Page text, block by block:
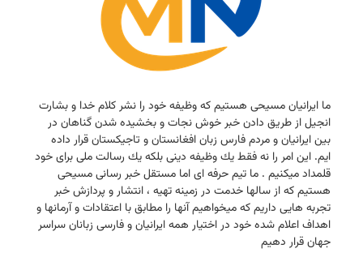
ما ایرانیان مسیحی هستیم كه وظیفه خود را نشر كلام خدا و بشارت
انجیل از طریق دادن خبر خوش نجات و بخشیده شدن گناهان در
بین ایرانیان و مردم فارس زبان افغانستان و تاجیكستان قرار داده
ایم. این امر را نه فقط یك وظیفه دینی بلكه یك رسالت ملی برای خود
قلمداد میكنیم . ما تیم حرفه ای اما مستقل خبر رسانی مسیحی
هستیم كه از سالها خدمت در زمینه تهیه ، انتشار و پردازش خبر
تجربه هایی داریم كه میخواهیم آنها را مطابق با اعتقادات و آرمانها و
اهداف اعلام شده خود در اختیار همه ایرانیان و فارسی زبانان سراسر
جهان قرار دهیم